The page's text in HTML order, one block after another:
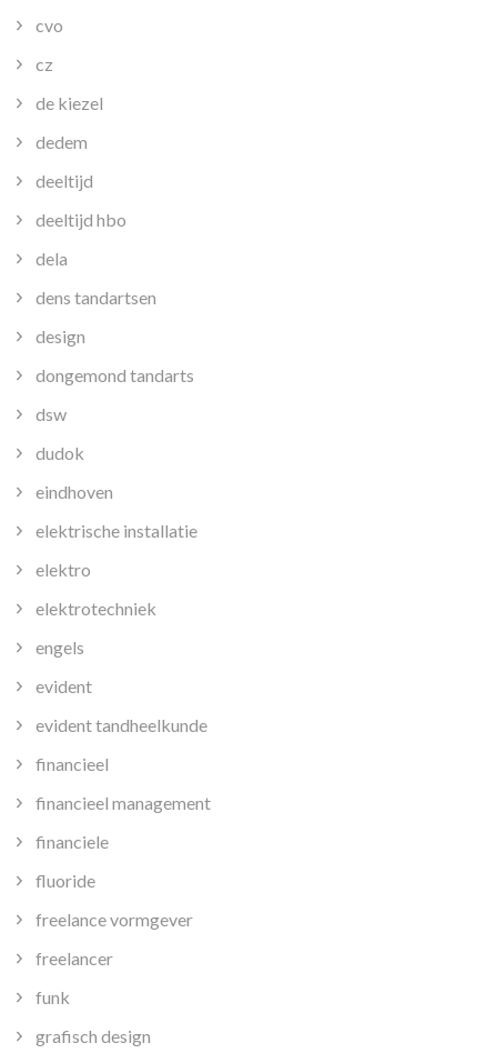
cvo
cz
de kiezel
dedem
deeltijd
deeltijd hbo
dela
dens tandartsen
design
dongemond tandarts
dsw
dudok
eindhoven
elektrische installatie
elektro
elektrotechniek
engels
evident
evident tandheelkunde
financieel
financieel management
financiele
fluoride
freelance vormgever
freelancer
funk
grafisch design